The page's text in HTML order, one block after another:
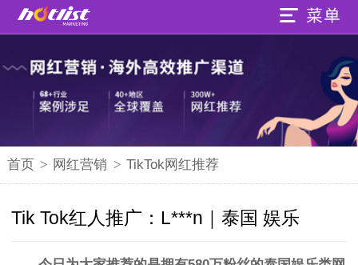
首页 > 网红营销 > TikTok网红推荐
Tik Tok红人推广：L***n｜泰国 娱乐